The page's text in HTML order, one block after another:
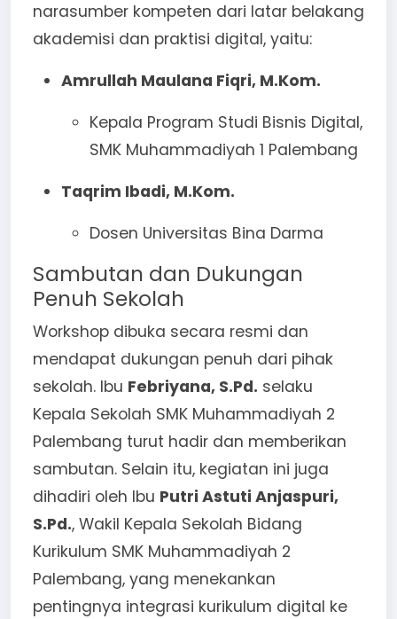
narasumber kompeten dari latar belakang
akademisi dan praktisi digital, yaitu:
Amrullah Maulana Fiqri, M.Kom.
Kepala Program Studi Bisnis Digital,
SMK Muhammadiyah 1 Palembang
Taqrim Ibadi, M.Kom.
Dosen Universitas Bina Darma
Sambutan dan Dukungan
Penuh Sekolah
Workshop dibuka secara resmi dan
mendapat dukungan penuh dari pihak
sekolah. Ibu Febriyana, S.Pd. selaku
Kepala Sekolah SMK Muhammadiyah 2
Palembang turut hadir dan memberikan
sambutan. Selain itu, kegiatan ini juga
dihadiri oleh Ibu Putri Astuti Anjaspuri,
S.Pd., Wakil Kepala Sekolah Bidang
Kurikulum SMK Muhammadiyah 2
Palembang, yang menekankan
pentingnya integrasi kurikulum digital ke